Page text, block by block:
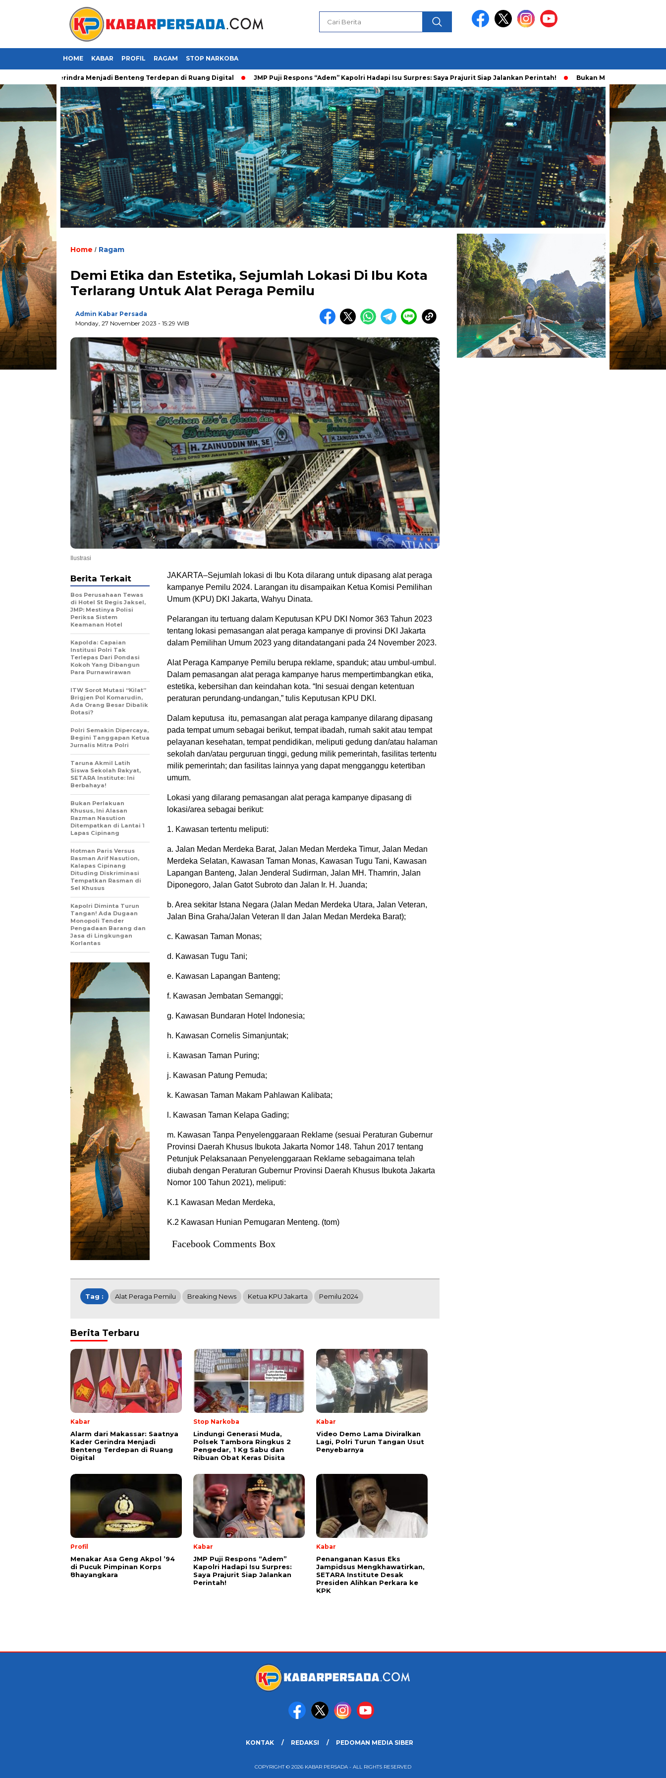
HOME KABAR PROFIL RAGAM STOP NARKOBA
Kader Gerindra Menjadi Benteng Terdepan di Ruang Digital JMP Puji Respons “Adem” Kapolri Hadapi Isu Surpres: Saya Prajurit Siap Jalankan Perintah! Bukan Main Sendiri, Ini Fakta Baru
Home / Ragam
Demi Etika dan Estetika, Sejumlah Lokasi Di Ibu Kota
Terlarang Untuk Alat Peraga Pemilu
Admin Kabar Persada
Monday, 27 November 2023 - 15:29 WIB
Ilustrasi
JAKARTA–Sejumlah lokasi di Ibu Kota dilarang untuk dipasang alat peraga
kampanye Pemilu 2024. Larangan itu disampaikan Ketua Komisi Pemilihan
Umum (KPU) DKI Jakarta, Wahyu Dinata.
Pelarangan itu tertuang dalam Keputusan KPU DKI Nomor 363 Tahun 2023
tentang lokasi pemasangan alat peraga kampanye di provinsi DKI Jakarta
dalam Pemilihan Umum 2023 yang ditandatangani pada 24 November 2023.
Alat Peraga Kampanye Pemilu berupa reklame, spanduk; atau umbul-umbul.
Dalam pemasangan alat peraga kampanye harus mempertimbangkan etika,
estetika, kebersihan dan keindahan kota. “Ini sesuai dengan ketentuan
peraturan perundang-undangan,” tulis Keputusan KPU DKI.
Dalam keputusa itu, pemasangan alat peraga kampanye dilarang dipasang
pada tempat umum sebagai berikut, tempat ibadah, rumah sakit atau tempat
pelayanan kesehatan, tempat pendidikan, meliputi gedung dan/atau halaman
sekolah dan/atau perguruan tinggi, gedung milik pemerintah, fasilitas tertentu
milik pemerintah; dan fasilitas lainnya yang dapat mengganggu ketertiban
umum.
Lokasi yang dilarang pemasangan alat peraga kampanye dipasang di
lokasi/area sebagai berikut:
1. Kawasan tertentu meliputi:
a. Jalan Medan Merdeka Barat, Jalan Medan Merdeka Timur, Jalan Medan
Merdeka Selatan, Kawasan Taman Monas, Kawasan Tugu Tani, Kawasan
Lapangan Banteng, Jalan Jenderal Sudirman, Jalan MH. Thamrin, Jalan
Diponegoro, Jalan Gatot Subroto dan Jalan Ir. H. Juanda;
b. Area sekitar Istana Negara (Jalan Medan Merdeka Utara, Jalan Veteran,
Jalan Bina Graha/Jalan Veteran II dan Jalan Medan Merdeka Barat);
c. Kawasan Taman Monas;
d. Kawasan Tugu Tani;
e. Kawasan Lapangan Banteng;
f. Kawasan Jembatan Semanggi;
g. Kawasan Bundaran Hotel Indonesia;
h. Kawasan Cornelis Simanjuntak;
i. Kawasan Taman Puring;
j. Kawasan Patung Pemuda;
k. Kawasan Taman Makam Pahlawan Kalibata;
l. Kawasan Taman Kelapa Gading;
m. Kawasan Tanpa Penyelenggaraan Reklame (sesuai Peraturan Gubernur
Provinsi Daerah Khusus Ibukota Jakarta Nomor 148. Tahun 2017 tentang
Petunjuk Pelaksanaan Penyelenggaraan Reklame sebagaimana telah
diubah dengan Peraturan Gubernur Provinsi Daerah Khusus Ibukota Jakarta
Nomor 100 Tahun 2021), meliputi:
K.1 Kawasan Medan Merdeka,
K.2 Kawasan Hunian Pemugaran Menteng. (tom)
Facebook Comments Box
Berita Terkait
Bos Perusahaan Tewas
di Hotel St Regis Jaksel,
JMP: Mestinya Polisi
Periksa Sistem
Keamanan Hotel
Kapolda: Capaian
Institusi Polri Tak
Terlepas Dari Pondasi
Kokoh Yang Dibangun
Para Purnawirawan
ITW Sorot Mutasi “Kilat”
Brigjen Pol Komarudin,
Ada Orang Besar Dibalik
Rotasi?
Polri Semakin Dipercaya,
Begini Tanggapan Ketua
Jurnalis Mitra Polri
Taruna Akmil Latih
Siswa Sekolah Rakyat,
SETARA Institute: Ini
Berbahaya!
Bukan Perlakuan
Khusus, Ini Alasan
Razman Nasution
Ditempatkan di Lantai 1
Lapas Cipinang
Hotman Paris Versus
Rasman Arif Nasution,
Kalapas Cipinang
Dituding Diskriminasi
Tempatkan Rasman di
Sel Khusus
Kapolri Diminta Turun
Tangan! Ada Dugaan
Monopoli Tender
Pengadaan Barang dan
Jasa di Lingkungan
Korlantas
Tag : Alat Peraga Pemilu Breaking News Ketua KPU Jakarta Pemilu 2024
Berita Terbaru
Kabar
Alarm dari Makassar: Saatnya
Kader Gerindra Menjadi
Benteng Terdepan di Ruang
Digital
Stop Narkoba
Lindungi Generasi Muda,
Polsek Tambora Ringkus 2
Pengedar, 1 Kg Sabu dan
Ribuan Obat Keras Disita
Kabar
Video Demo Lama Diviralkan
Lagi, Polri Turun Tangan Usut
Penyebarnya
Profil
Menakar Asa Geng Akpol ’94
di Pucuk Pimpinan Korps
Bhayangkara
Kabar
JMP Puji Respons “Adem”
Kapolri Hadapi Isu Surpres:
Saya Prajurit Siap Jalankan
Perintah!
Kabar
Penanganan Kasus Eks
Jampidsus Mengkhawatirkan,
SETARA Institute Desak
Presiden Alihkan Perkara ke
KPK
KONTAK REDAKSI PEDOMAN MEDIA SIBER
COPYRIGHT © 2026 KABAR PERSADA - ALL RIGHTS RESERVED